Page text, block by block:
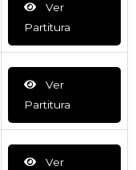
Ver
Partitura
Ver
Partitura
Ver